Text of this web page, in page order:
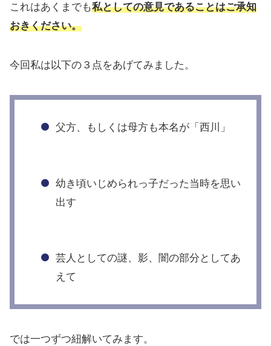
これはあくまでも私としての意見であることはご承知
おきください。
今回私は以下の３点をあげてみました。
父方、もしくは母方も本名が「西川」
幼き頃いじめられっ子だった当時を思い
出す
芸人としての謎、影、闇の部分としてあ
えて
では一つずつ紐解いてみます。